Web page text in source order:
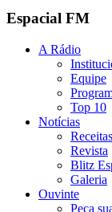
Espacial FM
A Rádio
Equipe
Top 10
Notícias
Receitas
Revista
Blitz
Galeria
Ouvinte
Peça